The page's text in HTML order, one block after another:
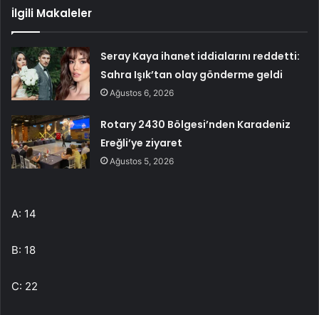
İlgili Makaleler
Seray Kaya ihanet iddialarını reddetti:
Sahra Işık’tan olay gönderme geldi
Ağustos 6, 2026
Rotary 2430 Bölgesi’nden Karadeniz
Ereğli’ye ziyaret
Ağustos 5, 2026
A: 14
B: 18
C: 22